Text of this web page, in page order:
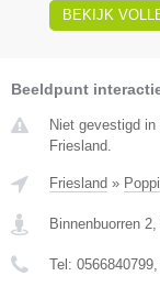
BEKIJK
Beeldpunt
Niet gevestigd
Friesland.
Friesland »
Binnenbuorren 2,
Tel: 0566840799